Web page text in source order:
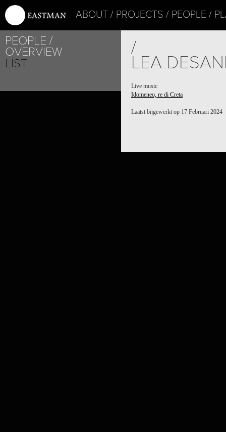
ABOUT PROJECTS PEOPLE
PEOPLE
OVERVIEW
LIST
/
LEA
Live music
Idomeneo, re di Creta
Laatst bijgewerkt op 17 Februari 2024